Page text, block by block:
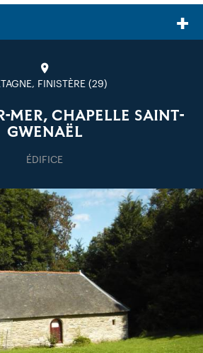
FINISTÈRE (29)
MER, CHAPELLE SAINT-
GWENAËL
ÉDIFICE